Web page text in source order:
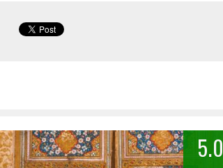
5.0